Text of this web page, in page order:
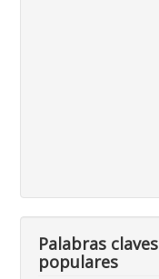
Palabras claves
populares